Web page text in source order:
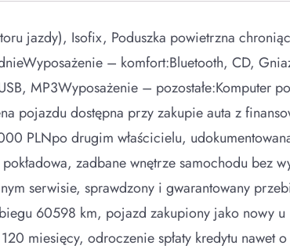
jazdy), Isofix, Poduszka powietrzna
– komfort:Bluetooth, CD,
MP3Wyposażenie – pozostałe:Komputer
pojazdu dostępna przy zakupie auta z
PLNpo drugim właścicielu,
zadbane wnętrze samochodu bez
serwisie, sprawdzony i gwarantowany
60598 km, pojazd zakupiony jako nowy u
miesięcy, odroczenie spłaty kredytu nawet